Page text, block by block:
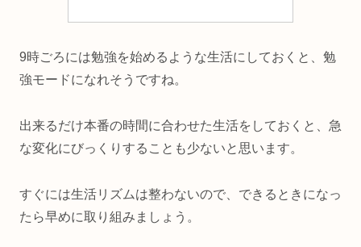
9時ごろには勉強を始めるような生活にしておくと、勉
強モードになれそうですね。
出来るだけ本番の時間に合わせた生活をしておくと、急
な変化にびっくりすることも少ないと思います。
すぐには生活リズムは整わないので、できるときになっ
たら早めに取り組みましょう。